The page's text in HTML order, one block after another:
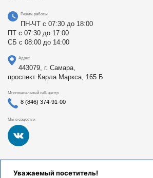
Режим работы
ПН-ЧТ с 07:30 до 18:00
ПТ с 07:30 до 17:00
СБ с 08:00 до 14:00
Адрес
443079, г. Самара,
проспект Карла Маркса, 165 Б
Многоканальный call-центр
8 (846) 374-91-00
Мы в соцсетях
Федеральное государственное
учреждение высшего образования
Уважаемый посетитель!